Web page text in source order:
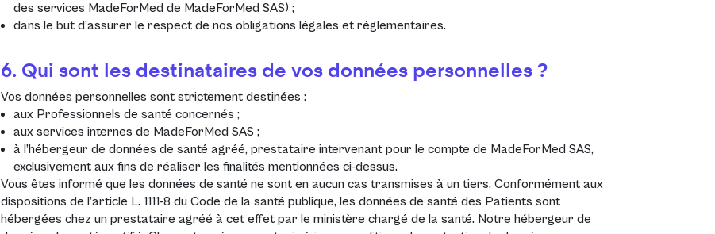
des services MadeForMed de MadeForMed SAS) ;
dans le but d’assurer le respect de nos obligations légales et réglementaires.
6. Qui sont les destinataires de vos données personnelles ?
Vos données personnelles sont strictement destinées :
aux Professionnels de santé concernés ;
aux services internes de MadeForMed SAS ;
à l’hébergeur de données de santé agréé, prestataire intervenant pour le compte de MadeForMed SAS,
exclusivement aux fins de réaliser les finalités mentionnées ci-dessus.
Vous êtes informé que les données de santé ne sont en aucun cas transmises à un tiers. Conformément aux
dispositions de l’article L. 1111-8 du Code de la santé publique, les données de santé des Patients sont
hébergées chez un prestataire agréé à cet effet par le ministère chargé de la santé. Notre hébergeur de